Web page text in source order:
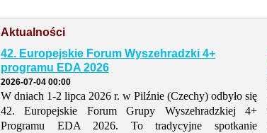
Aktualności
42. Europejskie Forum Wyszehradzki 4+
programu EDA 2026
2026-07-04 00:00
W dniach 1-2 lipca 2026 r. w Pilźnie (Czechy) odbyło się
42. Europejskie Forum Grupy Wyszehradzkiej 4+
Programu EDA 2026. To tradycyjne spotkanie